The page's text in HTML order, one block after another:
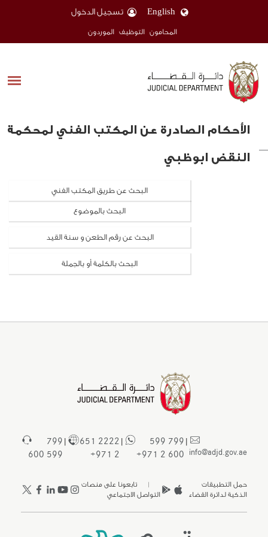
English تسجيل الدخول
المحامون التوظيف الموردون
الأحكام الصادرة عن المكتب الفني لمحكمة
النقض ابوظبي
البحث عن طريق المكتب الفني
البحث بالموضوع
البحث عن رقم الطعن و سنة القيد
البحث بالكلمة أو بالجملة
| تابعونا على منصات
التواصل الاجتماعي
حمل التطبيقات
الذكية لدائرة القضاء
799
599 600
|
2222 651
2 971+
|
799 599
600 2 971+
|
info@adjd.gov.ae